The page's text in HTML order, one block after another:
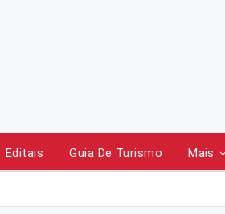
Editais Guia De Turismo Mais